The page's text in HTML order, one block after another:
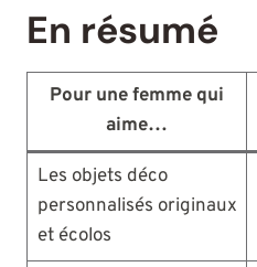
En résumé
Pour une femme qui
aime…
Les objets déco
personnalisés originaux
et écolos